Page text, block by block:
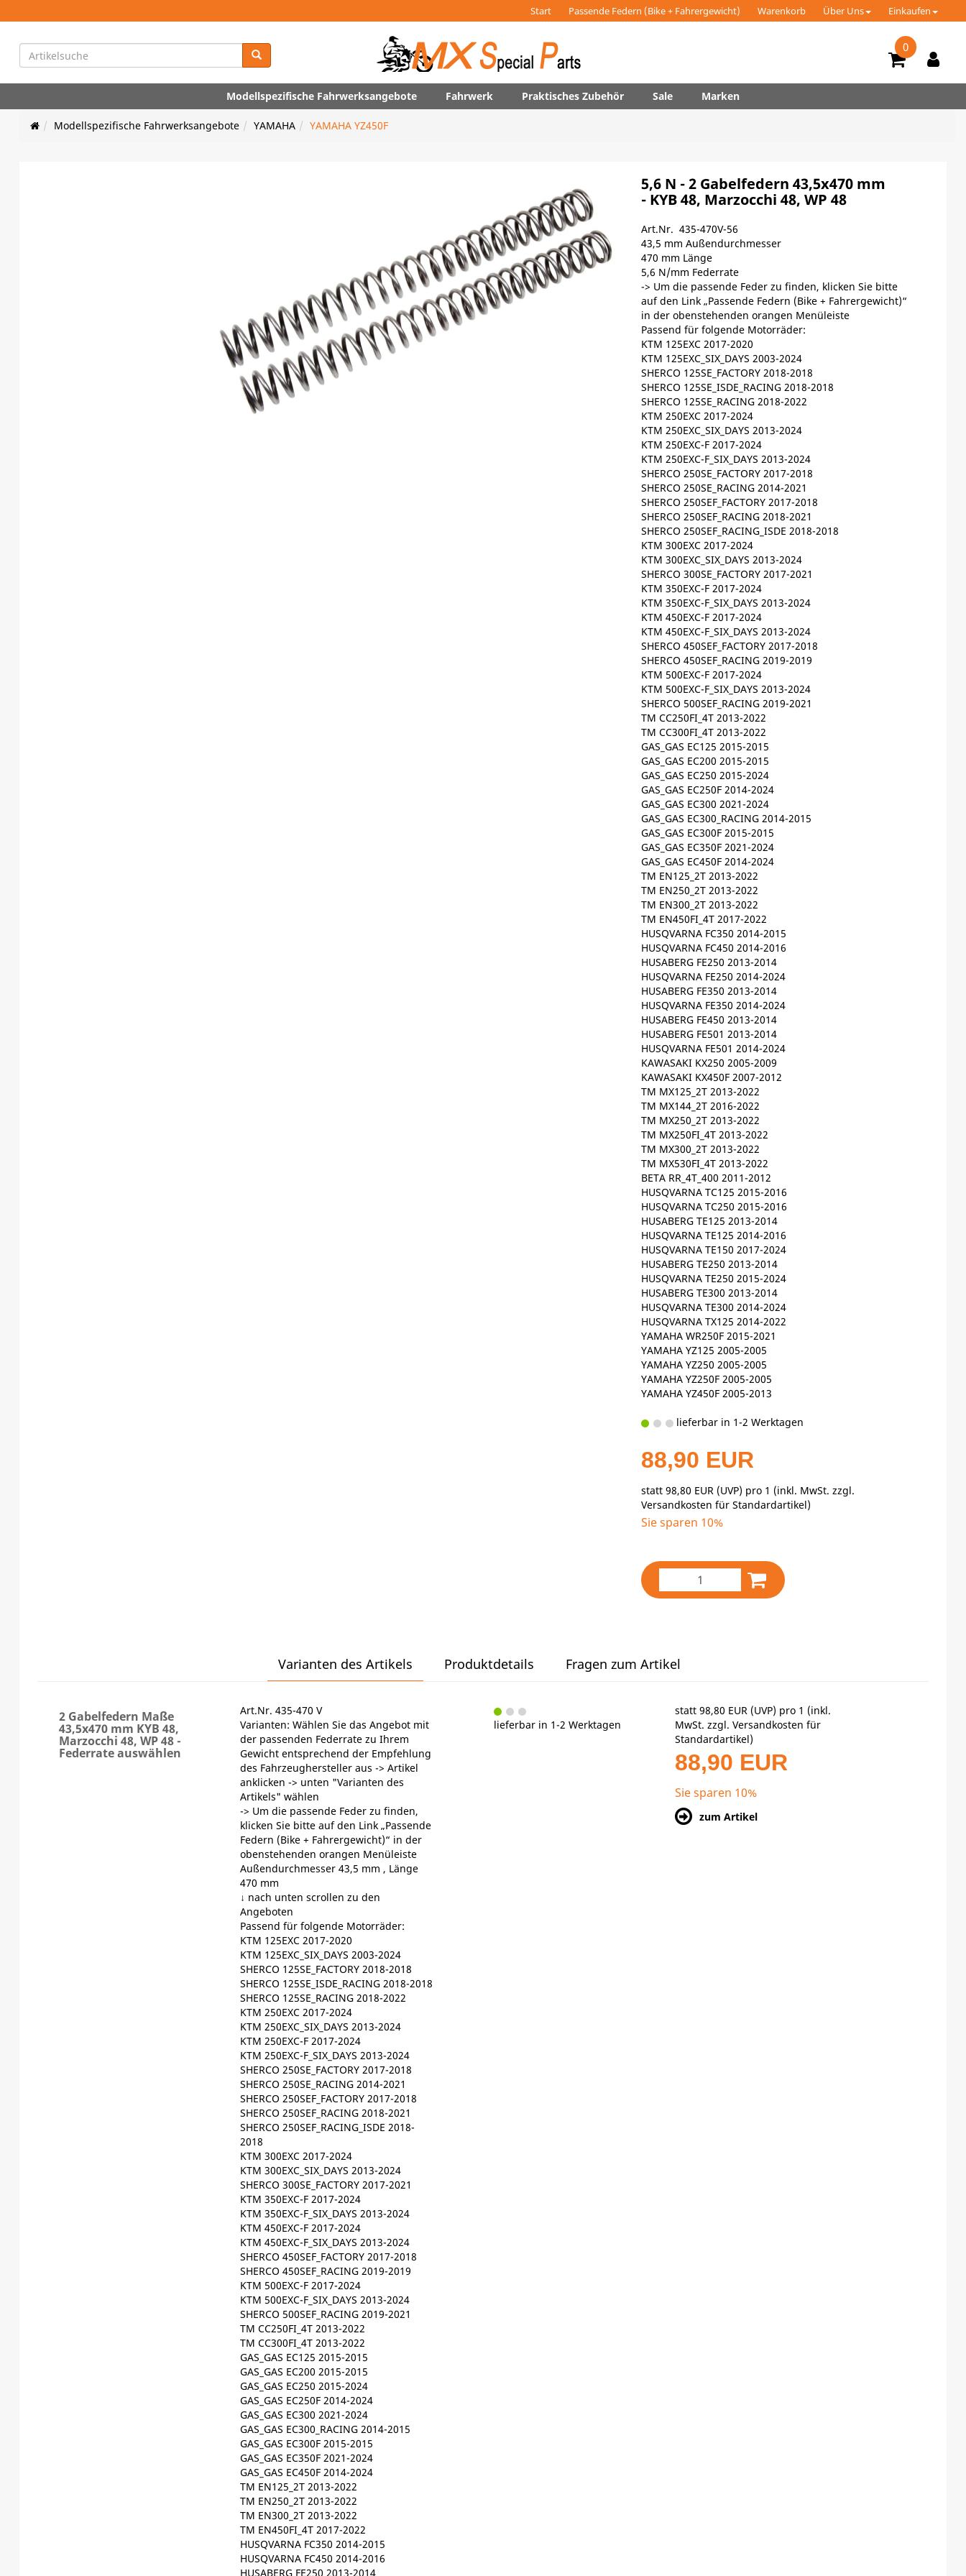
Start Passende Federn (Bike + Fahrergewicht) Warenkorb Über Uns Einkaufen
0
Modellspezifische Fahrwerksangebote Fahrwerk Praktisches Zubehör Sale Marken
Modellspezifische Fahrwerksangebote YAMAHA YAMAHA YZ450F
5,6 N - 2 Gabelfedern 43,5x470 mm
- KYB 48, Marzocchi 48, WP 48
Art.Nr. 435-470V-56
43,5 mm Außendurchmesser
470 mm Länge
5,6 N/mm Federrate
-> Um die passende Feder zu finden, klicken Sie bitte
auf den Link „Passende Federn (Bike + Fahrergewicht)“
in der obenstehenden orangen Menüleiste
Passend für folgende Motorräder:
KTM 125EXC 2017-2020
KTM 125EXC_SIX_DAYS 2003-2024
SHERCO 125SE_FACTORY 2018-2018
SHERCO 125SE_ISDE_RACING 2018-2018
SHERCO 125SE_RACING 2018-2022
KTM 250EXC 2017-2024
KTM 250EXC_SIX_DAYS 2013-2024
KTM 250EXC-F 2017-2024
KTM 250EXC-F_SIX_DAYS 2013-2024
SHERCO 250SE_FACTORY 2017-2018
SHERCO 250SE_RACING 2014-2021
SHERCO 250SEF_FACTORY 2017-2018
SHERCO 250SEF_RACING 2018-2021
SHERCO 250SEF_RACING_ISDE 2018-2018
KTM 300EXC 2017-2024
KTM 300EXC_SIX_DAYS 2013-2024
SHERCO 300SE_FACTORY 2017-2021
KTM 350EXC-F 2017-2024
KTM 350EXC-F_SIX_DAYS 2013-2024
KTM 450EXC-F 2017-2024
KTM 450EXC-F_SIX_DAYS 2013-2024
SHERCO 450SEF_FACTORY 2017-2018
SHERCO 450SEF_RACING 2019-2019
KTM 500EXC-F 2017-2024
KTM 500EXC-F_SIX_DAYS 2013-2024
SHERCO 500SEF_RACING 2019-2021
TM CC250FI_4T 2013-2022
TM CC300FI_4T 2013-2022
GAS_GAS EC125 2015-2015
GAS_GAS EC200 2015-2015
GAS_GAS EC250 2015-2024
GAS_GAS EC250F 2014-2024
GAS_GAS EC300 2021-2024
GAS_GAS EC300_RACING 2014-2015
GAS_GAS EC300F 2015-2015
GAS_GAS EC350F 2021-2024
GAS_GAS EC450F 2014-2024
TM EN125_2T 2013-2022
TM EN250_2T 2013-2022
TM EN300_2T 2013-2022
TM EN450FI_4T 2017-2022
HUSQVARNA FC350 2014-2015
HUSQVARNA FC450 2014-2016
HUSABERG FE250 2013-2014
HUSQVARNA FE250 2014-2024
HUSABERG FE350 2013-2014
HUSQVARNA FE350 2014-2024
HUSABERG FE450 2013-2014
HUSABERG FE501 2013-2014
HUSQVARNA FE501 2014-2024
KAWASAKI KX250 2005-2009
KAWASAKI KX450F 2007-2012
TM MX125_2T 2013-2022
TM MX144_2T 2016-2022
TM MX250_2T 2013-2022
TM MX250FI_4T 2013-2022
TM MX300_2T 2013-2022
TM MX530FI_4T 2013-2022
BETA RR_4T_400 2011-2012
HUSQVARNA TC125 2015-2016
HUSQVARNA TC250 2015-2016
HUSABERG TE125 2013-2014
HUSQVARNA TE125 2014-2016
HUSQVARNA TE150 2017-2024
HUSABERG TE250 2013-2014
HUSQVARNA TE250 2015-2024
HUSABERG TE300 2013-2014
HUSQVARNA TE300 2014-2024
HUSQVARNA TX125 2014-2022
YAMAHA WR250F 2015-2021
YAMAHA YZ125 2005-2005
YAMAHA YZ250 2005-2005
YAMAHA YZ250F 2005-2005
YAMAHA YZ450F 2005-2013
lieferbar in 1-2 Werktagen
88,90 EUR
statt98,80 EUR (UVP) pro 1 (inkl. MwSt. zzgl.
Versandkosten für Standardartikel)
Sie sparen 10%
Varianten des Artikels Produktdetails Fragen zum Artikel
2 Gabelfedern Maße
43,5x470 mm KYB 48,
Marzocchi 48, WP 48 -
Federrate auswählen
Art.Nr. 435-470 V
Varianten: Wählen Sie das Angebot mit
der passenden Federrate zu Ihrem
Gewicht entsprechend der Empfehlung
des Fahrzeughersteller aus -> Artikel
anklicken -> unten "Varianten des
Artikels" wählen
-> Um die passende Feder zu finden,
klicken Sie bitte auf den Link „Passende
Federn (Bike + Fahrergewicht)“ in der
obenstehenden orangen Menüleiste
Außendurchmesser 43,5 mm , Länge
470 mm
↓ nach unten scrollen zu den
Angeboten
Passend für folgende Motorräder:
KTM 125EXC 2017-2020
KTM 125EXC_SIX_DAYS 2003-2024
SHERCO 125SE_FACTORY 2018-2018
SHERCO 125SE_ISDE_RACING 2018-2018
SHERCO 125SE_RACING 2018-2022
KTM 250EXC 2017-2024
KTM 250EXC_SIX_DAYS 2013-2024
KTM 250EXC-F 2017-2024
KTM 250EXC-F_SIX_DAYS 2013-2024
SHERCO 250SE_FACTORY 2017-2018
SHERCO 250SE_RACING 2014-2021
SHERCO 250SEF_FACTORY 2017-2018
SHERCO 250SEF_RACING 2018-2021
SHERCO 250SEF_RACING_ISDE 2018-
2018
KTM 300EXC 2017-2024
KTM 300EXC_SIX_DAYS 2013-2024
SHERCO 300SE_FACTORY 2017-2021
KTM 350EXC-F 2017-2024
KTM 350EXC-F_SIX_DAYS 2013-2024
KTM 450EXC-F 2017-2024
KTM 450EXC-F_SIX_DAYS 2013-2024
SHERCO 450SEF_FACTORY 2017-2018
SHERCO 450SEF_RACING 2019-2019
KTM 500EXC-F 2017-2024
KTM 500EXC-F_SIX_DAYS 2013-2024
SHERCO 500SEF_RACING 2019-2021
TM CC250FI_4T 2013-2022
TM CC300FI_4T 2013-2022
GAS_GAS EC125 2015-2015
GAS_GAS EC200 2015-2015
GAS_GAS EC250 2015-2024
GAS_GAS EC250F 2014-2024
GAS_GAS EC300 2021-2024
GAS_GAS EC300_RACING 2014-2015
GAS_GAS EC300F 2015-2015
GAS_GAS EC350F 2021-2024
GAS_GAS EC450F 2014-2024
TM EN125_2T 2013-2022
TM EN250_2T 2013-2022
TM EN300_2T 2013-2022
TM EN450FI_4T 2017-2022
HUSQVARNA FC350 2014-2015
HUSQVARNA FC450 2014-2016
HUSABERG FE250 2013-2014
lieferbar in 1-2 Werktagen
statt98,80 EUR (UVP) pro 1 (inkl.
MwSt. zzgl.Versandkosten für
Standardartikel)
88,90 EUR
Sie sparen 10%
zum Artikel